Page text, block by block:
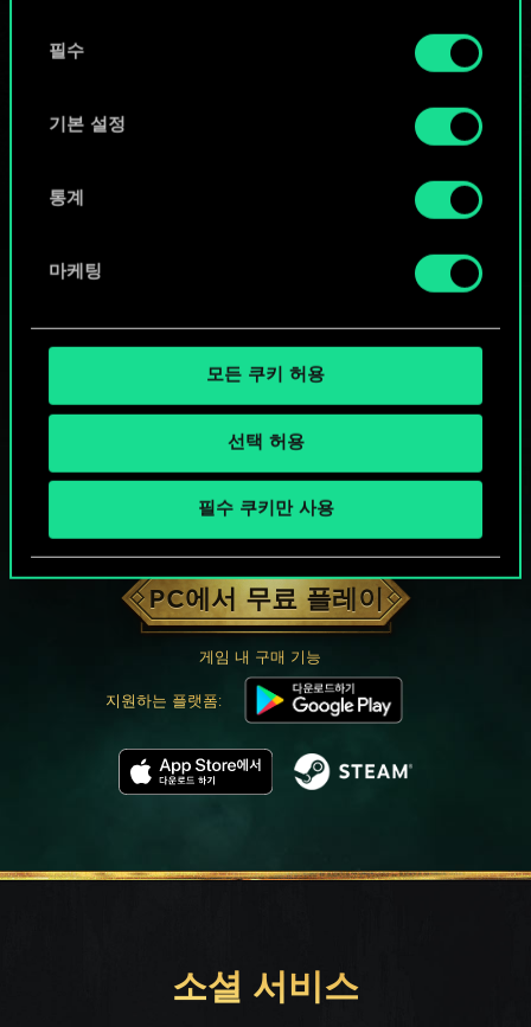
쿠키 사용에 관한 세부 사항이나 관련 설정은 아래의
필수
기본 설정
통계
마케팅
모든 쿠키 허용
선택 허용
필수 쿠키만 사용
궨트 한 판 어떠신가요?
PC에서 무료 플레이
게임 내 구매 기능
지원하는 플랫폼:
소셜 서비스